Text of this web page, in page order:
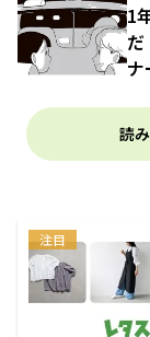
1
ナ
読
注目